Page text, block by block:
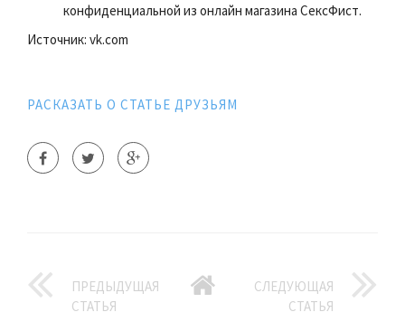
конфиденциальной из онлайн магазина СексФист.
Источник: vk.com
РАСКАЗАТЬ О СТАТЬЕ ДРУЗЬЯМ
ПРЕДЫДУЩАЯ
СТАТЬЯ
СЛЕДУЮЩАЯ
СТАТЬЯ